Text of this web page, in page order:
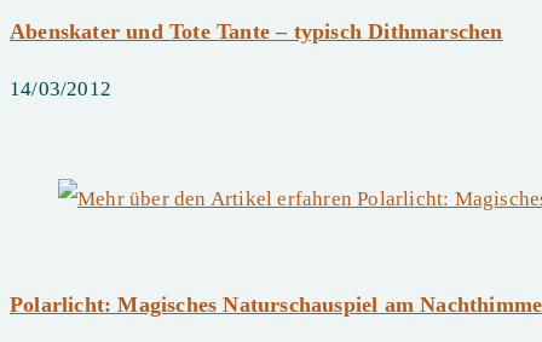
Abenskater und Tote Tante – typisch Dithmarschen
14/03/2012
Polarlicht: Magisches Naturschauspiel am